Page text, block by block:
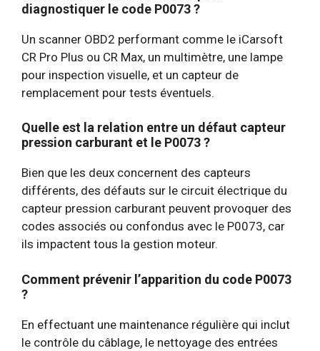
diagnostiquer le code P0073 ?
Un scanner OBD2 performant comme le iCarsoft
CR Pro Plus ou CR Max, un multimètre, une lampe
pour inspection visuelle, et un capteur de
remplacement pour tests éventuels.
Quelle est la relation entre un défaut capteur
pression carburant et le P0073 ?
Bien que les deux concernent des capteurs
différents, des défauts sur le circuit électrique du
capteur pression carburant peuvent provoquer des
codes associés ou confondus avec le P0073, car
ils impactent tous la gestion moteur.
Comment prévenir l’apparition du code P0073
?
En effectuant une maintenance régulière qui inclut
le contrôle du câblage, le nettoyage des entrées